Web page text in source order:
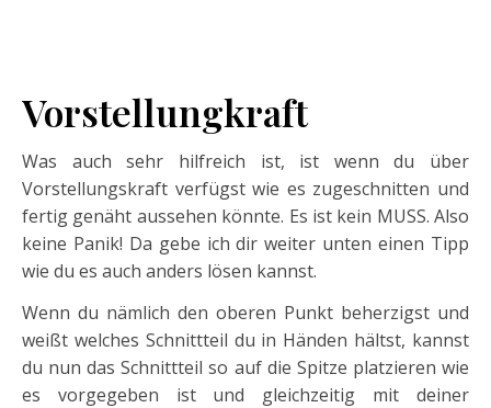
Vorstellungkraft
Was auch sehr hilfreich ist, ist wenn du über
Vorstellungskraft verfügst wie es zugeschnitten und
fertig genäht aussehen könnte. Es ist kein MUSS. Also
keine Panik! Da gebe ich dir weiter unten einen Tipp
wie du es auch anders lösen kannst.
Wenn du nämlich den oberen Punkt beherzigst und
weißt welches Schnittteil du in Händen hältst, kannst
du nun das Schnittteil so auf die Spitze platzieren wie
es vorgegeben ist und gleichzeitig mit deiner